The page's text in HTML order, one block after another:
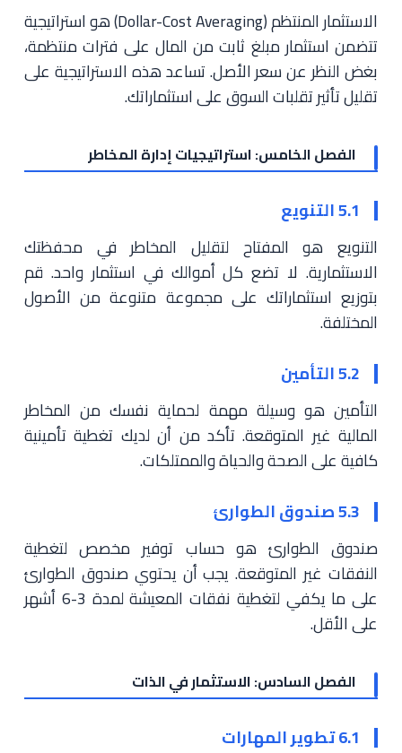
الاستثمار المنتظم (Dollar-Cost Averaging) هو استراتيجية
تتضمن استثمار مبلغ ثابت من المال على فترات منتظمة،
بغض النظر عن سعر الأصل. تساعد هذه الاستراتيجية على
تقليل تأثير تقلبات السوق على استثماراتك.
الفصل الخامس: استراتيجيات إدارة المخاطر
5.1 التنويع
التنويع هو المفتاح لتقليل المخاطر في محفظتك
الاستثمارية. لا تضع كل أموالك في استثمار واحد. قم
بتوزيع استثماراتك على مجموعة متنوعة من الأصول
المختلفة.
5.2 التأمين
التأمين هو وسيلة مهمة لحماية نفسك من المخاطر
المالية غير المتوقعة. تأكد من أن لديك تغطية تأمينية
كافية على الصحة والحياة والممتلكات.
5.3 صندوق الطوارئ
صندوق الطوارئ هو حساب توفير مخصص لتغطية
النفقات غير المتوقعة. يجب أن يحتوي صندوق الطوارئ
على ما يكفي لتغطية نفقات المعيشة لمدة 3-6 أشهر
على الأقل.
الفصل السادس: الاستثمار في الذات
6.1 تطوير المهارات